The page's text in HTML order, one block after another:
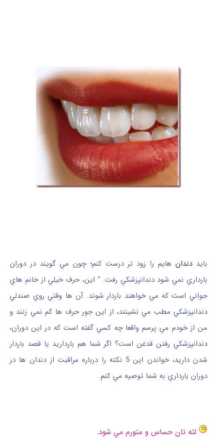
بايد دندان‌هايم را زود تر درست کنم؛ چون مي ‌گويند در دوران
بارداري نمي ‌شود دندانپزشکي رفت. ” اين، حرف‌ خيلي از خانم‌ هاي
جواني است که مي ‌خواهند باردار شوند. آن ها وقتي روي صندلي
دندانپزشکي مطب مي ‌نشينند، از اين جور حرف‌ ها کم نمي ‌زنند و
من از خودم مي ‌پرسم واقعا چه کسي گفته است که در اين دوران،
دندانپزشکي رفتن قدغن است؟ اگر شما هم بارداريد يا قصد باردار
شدن داريد، خواندن اين 5 نکته را درباره مراقبت از دندان‌ ها در
دوران بارداري به شما توصيه مي ‌کنم.
لثه ‌تان حساس و متورم مي ‌شود.